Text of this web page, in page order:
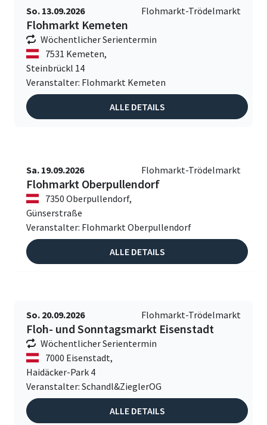
So. 13.09.2026 Flohmarkt-Trödelmarkt
Flohmarkt Kemeten
Wöchentlicher Serientermin
7531 Kemeten,
Steinbrückl 14
Veranstalter: Flohmarkt Kemeten
ALLE DETAILS
Sa. 19.09.2026 Flohmarkt-Trödelmarkt
Flohmarkt Oberpullendorf
7350 Oberpullendorf,
Günserstraße
Veranstalter: Flohmarkt Oberpullendorf
ALLE DETAILS
So. 20.09.2026 Flohmarkt-Trödelmarkt
Floh- und Sonntagsmarkt Eisenstadt
Wöchentlicher Serientermin
7000 Eisenstadt,
Haidäcker-Park 4
Veranstalter: Schandl&ZieglerOG
ALLE DETAILS